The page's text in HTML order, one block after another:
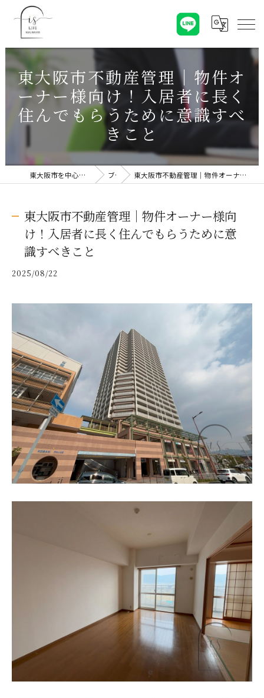
東大阪市不動産管理｜物件オ
ーナー様向け！入居者に長く
住んでもらうために意識すべ
きこと
東大阪市を中心に不動産売却なら株式会社Is Life ブログ 東大阪市不動産管理｜物件オーナー様向け！入居者に長く住んでもらうために意識すべきこと
東大阪市不動産管理｜物件オーナー様向
け！入居者に長く住んでもらうために意
識すべきこと
2025/08/22